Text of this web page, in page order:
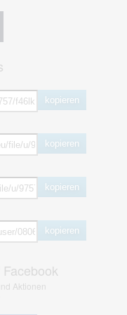
kopieren
kopieren
kopieren
kopieren
Aktionen